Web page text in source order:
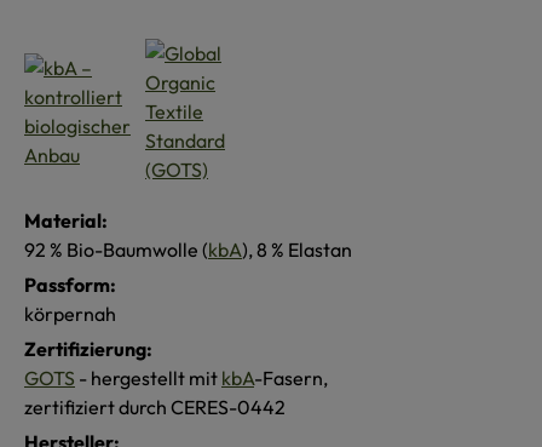
Material:
92 % Bio-Baumwolle (kbA), 8 % Elastan
Passform:
körpernah
Zertifizierung:
GOTS - hergestellt mit kbA-Fasern,
zertifiziert durch CERES-0442
Hersteller: